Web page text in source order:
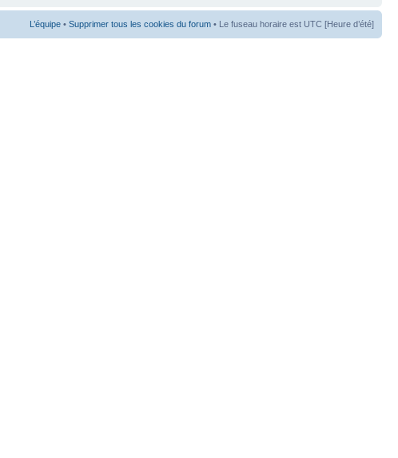
L’équipe • Supprimer tous les cookies du forum • Le fuseau horaire est UTC [Heure d’été]